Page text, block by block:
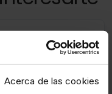
Acerca de las cookies